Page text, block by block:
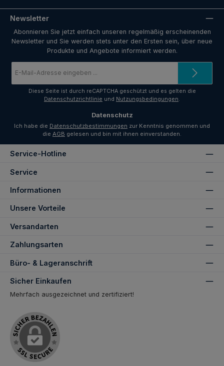
Newsletter
Abonnieren Sie jetzt einfach unseren regelmäßig erscheinenden
Newsletter und Sie werden stets unter den Ersten sein, über neue
Produkte und Angebote informiert werden.
Mail-
Diese Seite ist durch reCAPTCHA geschützt und es gelten die
Datenschutzrichtlinie und Nutzungsbedingungen.
Datenschutz
Ich habe die Datenschutzbestimmungen zur Kenntnis genommen und
die AGB gelesen und bin mit ihnen einverstanden.
Service-Hotline
Service
Informationen
Unsere Vorteile
Versandarten
Zahlungsarten
Büro- & Lageranschrift
Sicher Einkaufen
Mehrfach ausgezeichnet und zertifiziert!